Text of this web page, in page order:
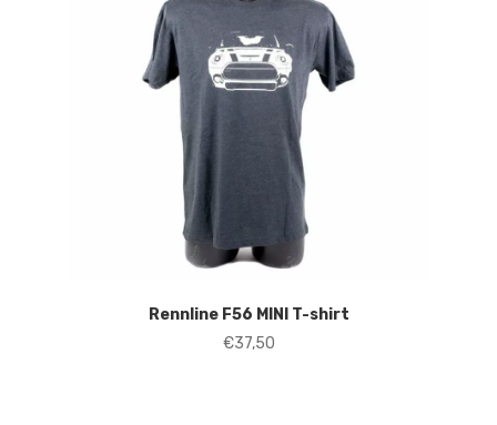
Rennline F56 MINI T-shirt
€37,50